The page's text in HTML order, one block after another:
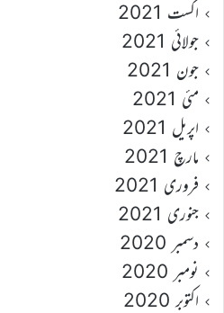
اگست 2021
جولائی 2021
جون 2021
مئی 2021
اپریل 2021
مارچ 2021
فروری 2021
جنوری 2021
دسمبر 2020
نومبر 2020
اکتوبر 2020